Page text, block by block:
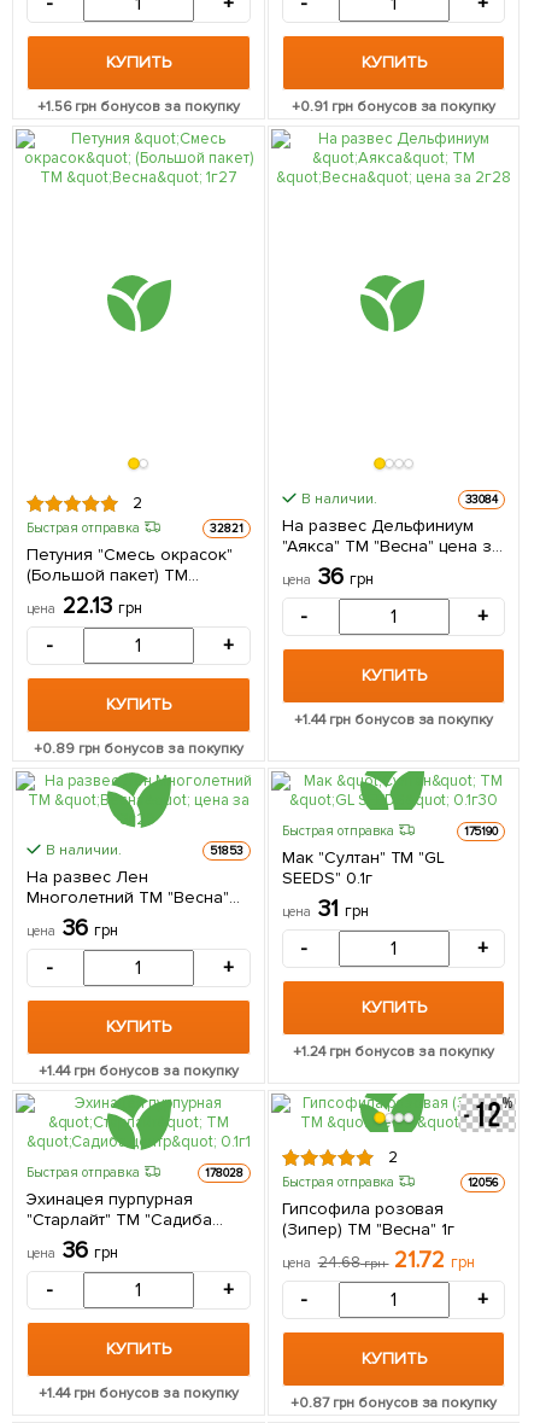
КУПИТЬ
+1.56грн бонусов за покупку
КУПИТЬ
+0.91грн бонусов за покупку
2
Быстрая отправка 32821
Петуния "Смесь окрасок"
(Большой пакет) ТМ
"Весна" 1г
цена 22.13 грн
- +
КУПИТЬ
+0.89 грн бонусов за покупку
В наличии. 33084
На развес Дельфиниум
"Аякса" ТМ "Весна" цена за
цена 36 грн
- +
КУПИТЬ
+1.44грн бонусов за покупку
В наличии. 51853
На развес Лен
Многолетний ТМ "Весна"
цена за 3г
цена 36 грн
- +
КУПИТЬ
+1.44грн бонусов за покупку
Быстрая отправка 175190
Мак "Султан" ТМ "GL
SEEDS" 0.1г
цена 31 грн
- +
КУПИТЬ
+1.24грн бонусов за покупку
Быстрая отправка 178028
Эхинацея пурпурная
"Старлайт" ТМ "Садиба
центр" 0.1г
цена 36 грн
- +
КУПИТЬ
+1.44грн бонусов за покупку
2
Быстрая отправка 12056
Гипсофила розовая
(Зипер) ТМ "Весна" 1г
цена 24.68грн 21.72 грн
- +
КУПИТЬ
+0.87грн бонусов за покупку